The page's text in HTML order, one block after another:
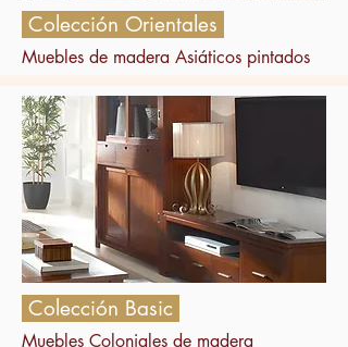
Colección Orientales
Muebles de madera Asiáticos pintados
Colección Basic
Muebles Coloniales de madera